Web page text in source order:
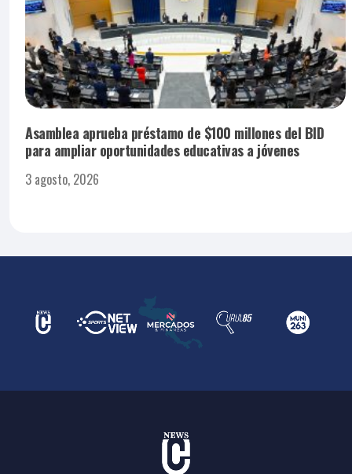
Asamblea aprueba préstamo de $100 millones del BID
para ampliar oportunidades educativas a jóvenes
3 agosto, 2026